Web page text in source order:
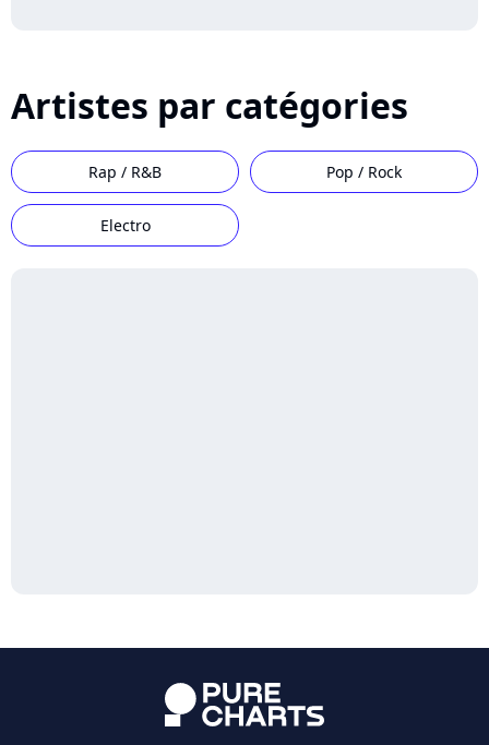
Artistes par catégories
Rap / R&B Pop / Rock
Electro